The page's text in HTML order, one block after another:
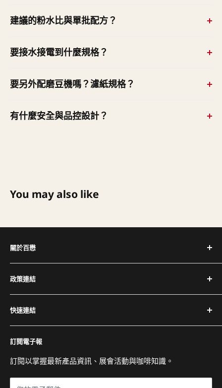
度，並採回流系統穩定到設定溫度，把手沖等級的可重複
建議的粉水比與單批配方？
要接水接電到什麼規格？
5.6kW、Twin 版 5.6kW／230V。
要另外配磨豆機嗎？濾紙規格？
精準供粉（磨豆機與保溫桶為分開購買）。濾紙直徑
有什麼安全與品控設計？
You may also like
關於百懋
深耕台灣咖啡產業 30+ 年，代理全球頂尖咖啡設備品牌，
提供完整設備與專業維修服務。
電話：(02) 2504-1425
Email：service@cojaft.com.tw
公司：104 台北市中山區農安街 164 號 3 樓
展示間：104 台北市中山區農安街 227-1 號 1 樓
政策連結
隱私權政策
退換貨與退款政策
運送政策
服務條款
快速連結
關於百懋
客戶案例
聯絡我們
常見問題
訂閱電子報
訂閱以掌握最新產品資訊、展會活動與咖啡知識。